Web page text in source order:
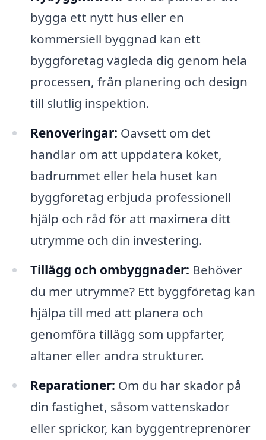
bygga ett nytt hus eller en
kommersiell byggnad kan ett
byggföretag vägleda dig genom hela
processen, från planering och design
till slutlig inspektion.
Renoveringar: Oavsett om det
handlar om att uppdatera köket,
badrummet eller hela huset kan
byggföretag erbjuda professionell
hjälp och råd för att maximera ditt
utrymme och din investering.
Tillägg och ombyggnader: Behöver
du mer utrymme? Ett byggföretag kan
hjälpa till med att planera och
genomföra tillägg som uppfarter,
altaner eller andra strukturer.
Reparationer: Om du har skador på
din fastighet, såsom vattenskador
eller sprickor, kan byggentreprenörer